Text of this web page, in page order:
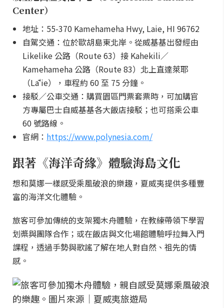
Center）
地址：55-370 Kamehameha Hwy, Laie, HI 96762
自駕交通：位於歐胡島東北岸。從威基基出發經由
Likelike 公路（Route 63）接 Kahekili／
Kamehameha 公路（Route 83）北上直達萊耶
（Lāʻie），車程約 60 至 75 分鐘。
接駁／公車交通：購買園區門票套票時，可加購官
方專屬巴士自威基基各大飯店接駁；也可搭乘公車
60 號路線。
官網： https://www.polynesia.com/
跟著《海洋奇緣》體驗海島文化
想和莫娜一樣感受乘風破浪的樂趣，夏威夷提供多種豐
富的海洋文化體驗。
旅客可參加傳統的支架獨木舟體驗，在教練帶領下學習
划槳與團隊合作；或在飯店與文化場館體驗呼拉舞入門
課程，透過手勢與歌謠了解在地人對自然、祖先的情
感。